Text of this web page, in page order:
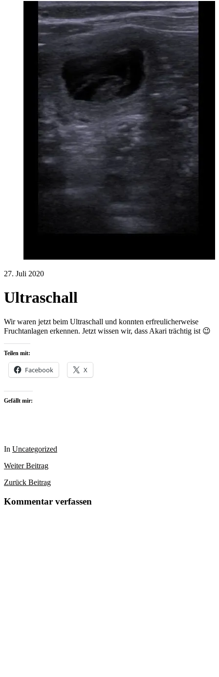
27. Juli 2020
Ultraschall
Wir waren jetzt beim Ultraschall und konnten erfreulicherweise
Fruchtanlagen erkennen. Jetzt wissen wir, dass Akari trächtig ist 😉
Teilen mit:
Facebook X
Gefällt mir:
In Uncategorized
WeiterBeitrag
Zurück Beitrag
Kommentar verfassen